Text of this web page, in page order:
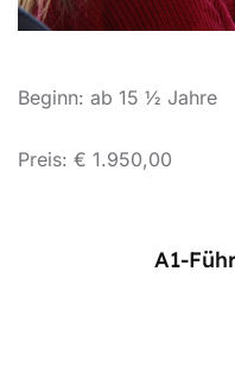
Beginn: ab 15 ½ Jahre
Preis: € 1.950,00
A1-